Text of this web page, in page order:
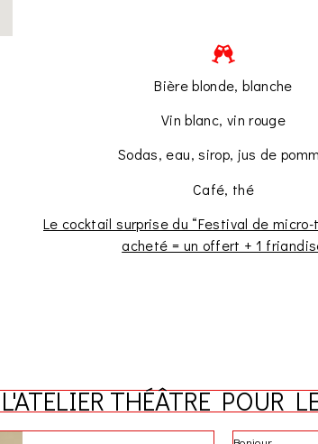
Bière blonde, blanche
Vin blanc, vin rouge
Sodas, eau, sirop, jus de
Café, thé
Le cocktail surprise du “Festival de micro-
acheté = un offert + 1
L'ATELIER THÉÂTRE POUR